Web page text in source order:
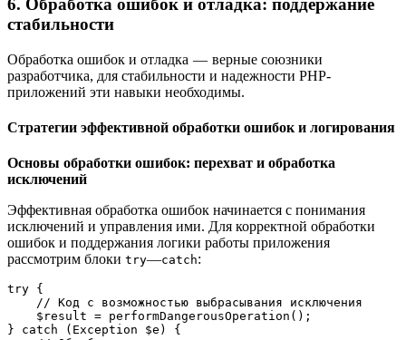
6. Обработка ошибок и отладка: поддержание
стабильности
Обработка ошибок и отладка — верные союзники
разработчика, для стабильности и надежности PHP-
приложений эти навыки необходимы.
Стратегии эффективной обработки ошибок и логирования
Основы обработки ошибок: перехват и обработка
исключений
Эффективная обработка ошибок начинается с понимания
исключений и управления ими. Для корректной обработки
ошибок и поддержания логики работы приложения
рассмотрим блоки try—catch:
try {
    // Код с возможностью выбрасывания исключения
    $result = performDangerousOperation();
} catch (Exception $e) {